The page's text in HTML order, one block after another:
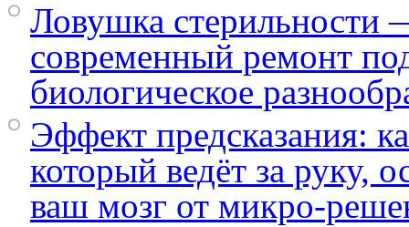
Ловушка стерильности
современный ремонт
биологическое
Эффект предсказания:
который ведёт за руку,
ваш мозг от микро-